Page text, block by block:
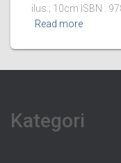
ilus.; 10cm ISBN :
Read more
Kategori